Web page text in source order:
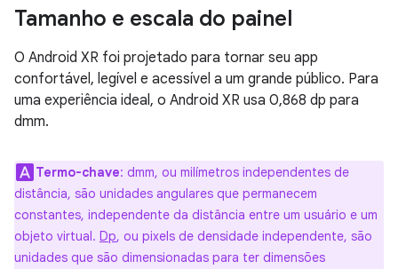
Tamanho e escala do painel
O Android XR foi projetado para tornar seu app
confortável, legível e acessível a um grande público. Para
uma experiência ideal, o Android XR usa 0,868 dp para
dmm.
Termo-chave: dmm, ou milímetros independentes de
distância, são unidades angulares que permanecem
constantes, independente da distância entre um usuário e um
objeto virtual. Dp, ou pixels de densidade independente, são
unidades que são dimensionadas para ter dimensões